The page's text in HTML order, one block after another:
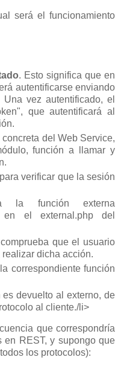
será el funcionamiento
. Esto significa que en
autentificarse enviando
vez autentificado, el
que autentificará al
del Web Service,
función a llamar y
verificar que la sesión
la función externa
en el external.php del
que el usuario
dicha acción.
correspondiente función
devuelto al externo, de
al cliente./li>
que correspondría
REST, y supongo que
los protocolos):